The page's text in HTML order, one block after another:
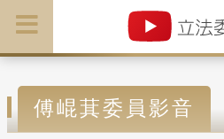
傅崐萁委員影音